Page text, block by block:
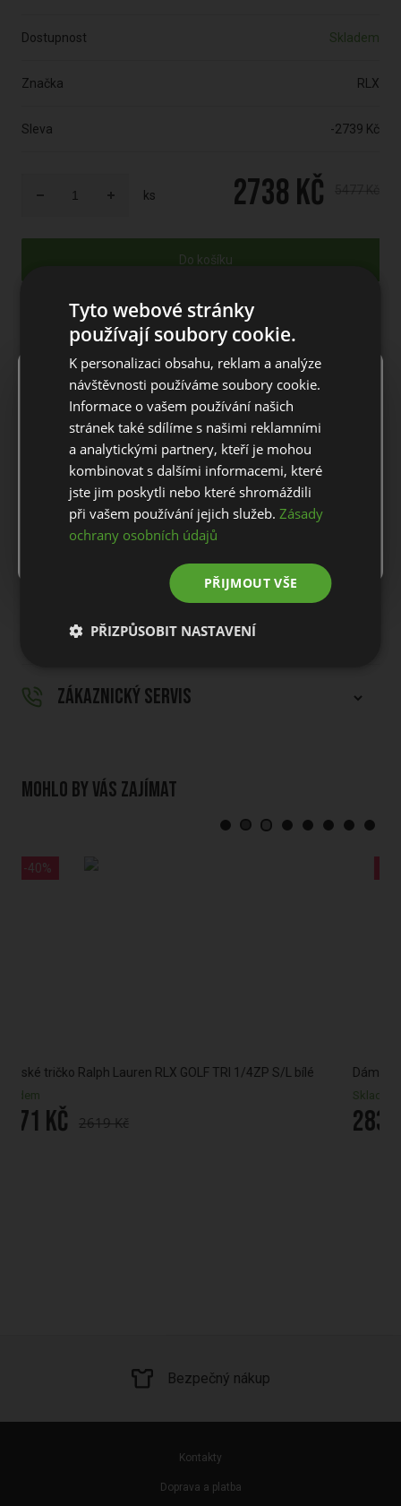
Dostupnost Skladem
Značka RLX
Sleva -2739 Kč
ks 2738 Kč 5477 Kč
Do košíku
POPIS PRODUKTU
Dámská mikina RLX GOLF COOLWOOL FZ L/S
Vlněná bunda Cool od RLX Ralph Lauren se vrací na sezónu
podzim/zima 22 s aktualizacemi. Top má rukávy z merino vlny
a větru blokující vyplněný panel vpředu, který umožňuje plnou
mobilitu a zároveň vás chrání před živly. K dispozici jsou dvě
kapsy na zip na ruce, náprsní kapsa na zip a podpisové logo RLX
je vytištěno na pravém rameni nositele a na zadní straně krku.
Všestranný kousek, který v sobě spojuje funkci a módu.
Materiál: tkaná přední strana: 100% polyester/ úplet: 69%
DOPRAVA A VRÁCENÍ
ZÁKAZNICKÝ SERVIS
Mohlo by vás zajímat
L bílé Dámské kalhoty RLX GOLF EAGLE ATHLETIC tmavěmodré
2833 Kč
Bezpečný nákup
Kontakty
Doprava a platba
Notice
For European orders outside Slovakia and Czech Republic,
please use our European website.
Stay on this website
Go to European website
Tyto webové stránky
používají soubory cookie.
K personalizaci obsahu, reklam a analýze
návštěvnosti používáme soubory cookie.
Informace o vašem používání našich
stránek také sdílíme s našimi reklamními
a analytickými partnery, kteří je mohou
kombinovat s dalšími informacemi, které
jste jim poskytli nebo které shromáždili
při vašem používání jejich služeb.Zásady
ochrany osobních údajů
PŘIJMOUT VŠE
PŘIZPŮSOBIT NASTAVENÍ